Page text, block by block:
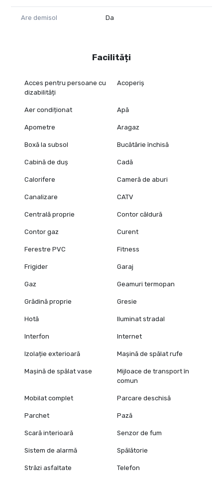
Are demisol Da
Facilități
Acces pentru persoane cu
dizabilități
Acoperiș
Aer condiționat Apă
Apometre Aragaz
Boxă la subsol Bucătărie închisă
Cabină de duș Cadă
Calorifere Cameră de aburi
Canalizare CATV
Centrală proprie Contor căldură
Contor gaz Curent
Ferestre PVC Fitness
Frigider Garaj
Gaz Geamuri termopan
Grădină proprie Gresie
Hotă Iluminat stradal
Interfon Internet
Izolație exterioară Mașină de spălat rufe
Mașină de spălat vase
Mijloace de transport în
comun
Mobilat complet Parcare deschisă
Parchet Pază
Scară interioară Senzor de fum
Sistem de alarmă Spălătorie
Străzi asfaltate Telefon